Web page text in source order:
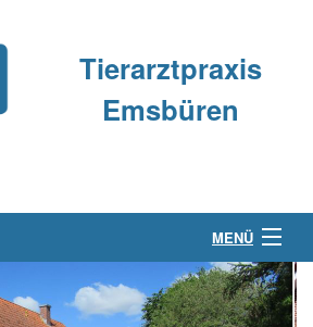
Tierarztpraxis
Emsbüren
MENÜ
Über uns